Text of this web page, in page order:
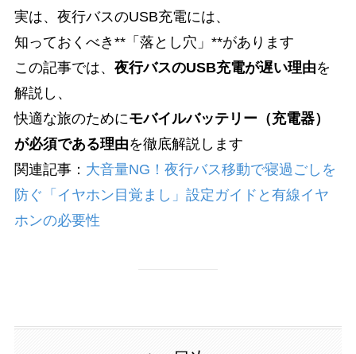
実は、夜行バスのUSB充電には、
知っておくべき**「落とし穴」**があります
この記事では、 夜行バスのUSB充電が遅い理由を
解説し、
快適な旅のためにモバイルバッテリー（充電器）
が必須である理由を徹底解説します
関連記事： 大音量NG！夜行バス移動で寝過ごしを
防ぐ「イヤホン目覚まし」設定ガイドと有線イヤ
ホンの必要性